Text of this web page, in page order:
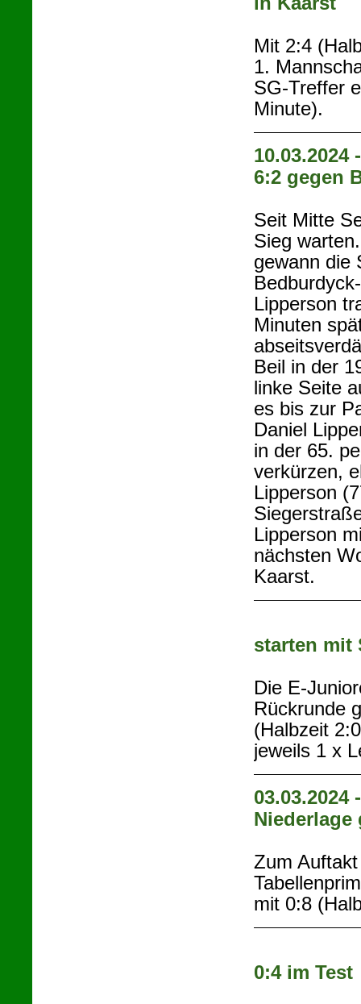
Mit 2:4
1.
SG-Treffer
Minute).
10.03.2024
6:2 gegen
Seit Mitte
Sieg
gewann die
Lipperson
Minuten
Beil in der
linke Seite
es bis zur
Daniel
in der 65.
verkürzen,
Lipperson
Lipperson
nächsten
Kaarst.
starten mit
Die E-
Rückrunde
(Halbzeit
jeweils 1 x
03.03.2024
Niederlage
Zum
mit 0:8
0:4 im Test